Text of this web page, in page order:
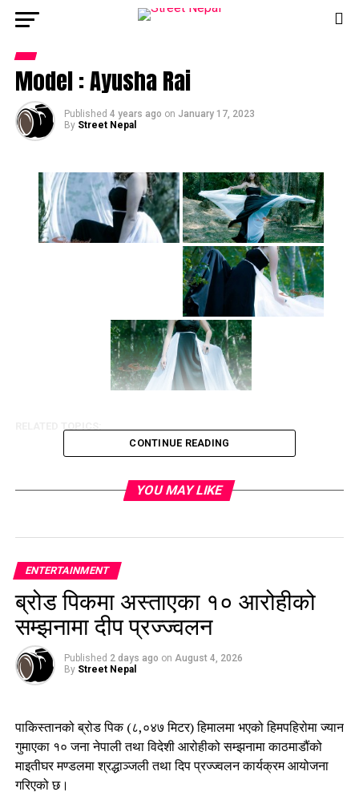
Model : Ayusha Rai
Published 4 years ago on January 17, 2023
By Street Nepal
CONTINUE READING
YOU MAY LIKE
ENTERTAINMENT
ब्रोड पिकमा अस्ताएका १० आरोहीको
सम्झनामा दीप प्रज्ज्वलन
Published 2 days ago on August 4, 2026
By Street Nepal
पाकिस्तानको ब्रोड पिक (८,०४७ मिटर) हिमालमा भएको हिमपहिरोमा ज्यान
गुमाएका १० जना नेपाली तथा विदेशी आरोहीको सम्झनामा काठमाडौंको
माइतीघर मण्डलमा श्रद्धाञ्जली तथा दिप प्रज्ज्वलन कार्यक्रम आयोजना
गरिएको छ।